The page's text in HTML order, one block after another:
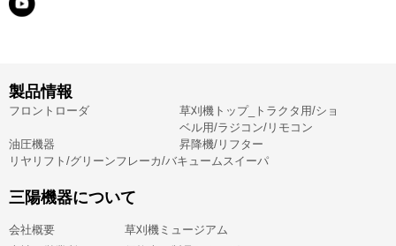
製品情報
フロントローダ
草刈機トップ_トラクタ用/ショ
ベル用/ラジコン/リモコン
油圧機器
昇降機/リフター
リヤリフト/グリーンフレーカ/バキュームスイーパ
三陽機器について
会社概要
草刈機ミュージアム